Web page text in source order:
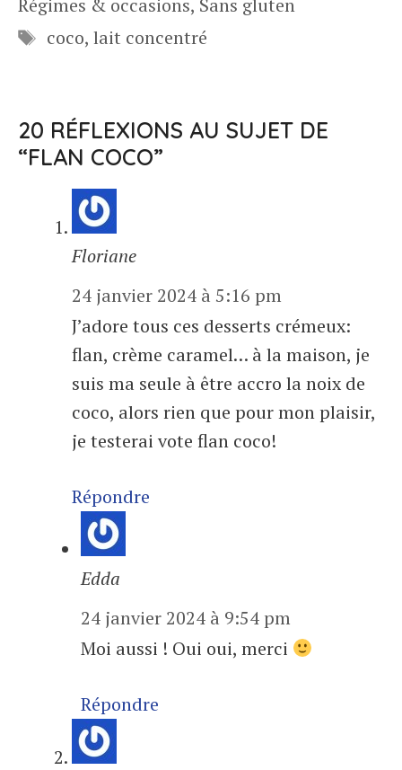
Régimes & occasions, Sans gluten
Étiquettes
coco, lait concentré
20 RÉFLEXIONS AU SUJET DE
“FLAN COCO”
Floriane
24 janvier 2024 à 5:16 pm
J’adore tous ces desserts crémeux:
flan, crème caramel… à la maison, je
suis ma seule à être accro la noix de
coco, alors rien que pour mon plaisir,
je testerai vote flan coco!
Répondre
Edda
24 janvier 2024 à 9:54 pm
Moi aussi ! Oui oui, merci
Répondre